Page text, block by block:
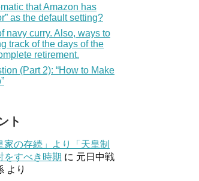
that Amazon has
as the default setting?
navy curry. Also, ways to
track of the days of the
retirement.
(Part 2): “How to Make
ト
家の存続」より「天皇制
をすべき時期 に 元日中戦
より